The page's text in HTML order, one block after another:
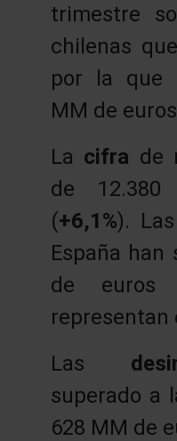
trimestre
chilenas
por la que
MM de
La cifra de
de
(+6,1%).
España han
de euros
representan
Las
superado a
628 MM de